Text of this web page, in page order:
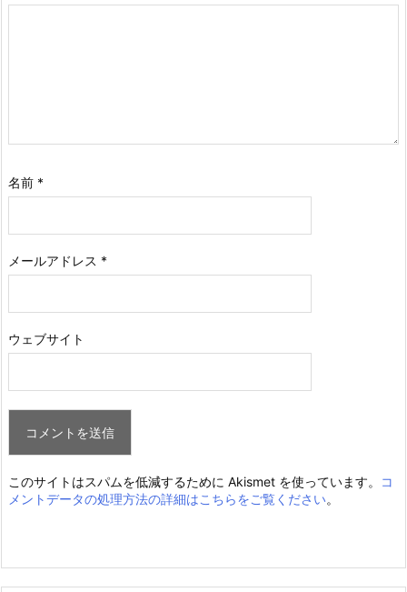
名前 *
メールアドレス *
ウェブサイト
このサイトはスパムを低減するために Akismet を使っています。
コ
メントデータの処理方法の詳細はこちらをご覧ください。